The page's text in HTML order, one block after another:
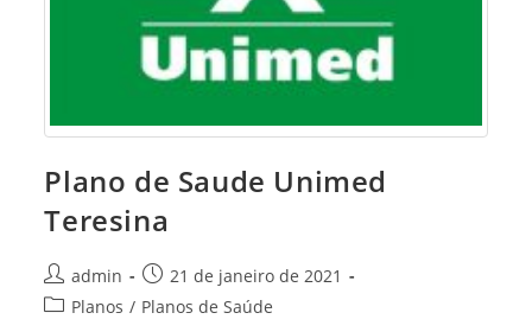
Plano de Saude Unimed
Teresina
Post
author:
admin
Post
published:
21 de janeiro de 2021
PostPlanos / Planos de Saúde